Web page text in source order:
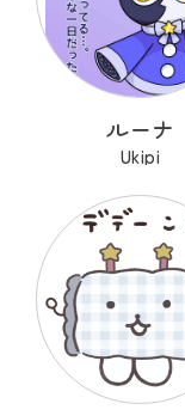
ルーナ
Ukipi